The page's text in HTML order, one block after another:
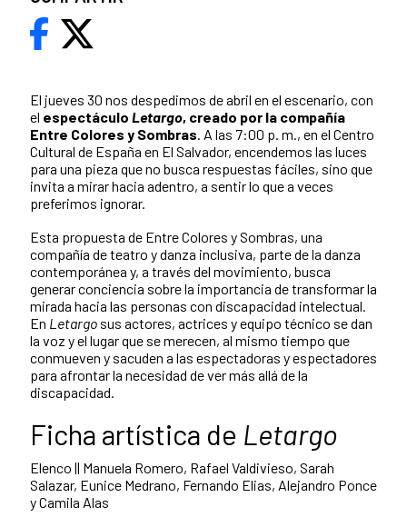
El jueves 30 nos despedimos de abril en el escenario, con
el espectáculo Letargo, creado por la compañía
Entre Colores y Sombras. A las 7:00 p. m., en el Centro
Cultural de España en El Salvador, encendemos las luces
para una pieza que no busca respuestas fáciles, sino que
invita a mirar hacia adentro, a sentir lo que a veces
preferimos ignorar.
Esta propuesta de Entre Colores y Sombras, una
compañía de teatro y danza inclusiva, parte de la danza
contemporánea y, a través del movimiento, busca
generar conciencia sobre la importancia de transformar la
mirada hacia las personas con discapacidad intelectual.
En Letargo sus actores, actrices y equipo técnico se dan
la voz y el lugar que se merecen, al mismo tiempo que
conmueven y sacuden a las espectadoras y espectadores
para afrontar la necesidad de ver más allá de la
discapacidad.
Ficha artística de Letargo
Elenco || Manuela Romero, Rafael Valdivieso, Sarah
Salazar, Eunice Medrano, Fernando Elias, Alejandro Ponce
y Camila Alas